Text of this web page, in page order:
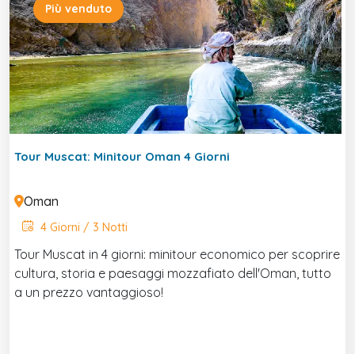
Più venduto
Tour Muscat: Minitour Oman 4 Giorni
Oman
4 Giorni / 3 Notti
Tour Muscat in 4 giorni: minitour economico per scoprire
cultura, storia e paesaggi mozzafiato dell'Oman, tutto
a un prezzo vantaggioso!